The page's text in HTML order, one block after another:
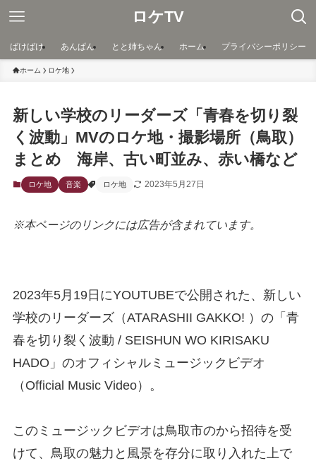
ロケTV
ばけばけ あんぱん とと姉ちゃん ホーム プライバシーポリシー
ホーム ロケ地
新しい学校のリーダーズ「青春を切り裂
く波動」MVのロケ地・撮影場所（鳥取）
まとめ 海岸、古い町並み、赤い橋など
ロケ地 音楽 ロケ地 2023年5月27日
※本ページのリンクには広告が含まれています。
2023年5月19日にYOUTUBEで公開された、新しい
学校のリーダーズ（ATARASHII GAKKO! ）の「青
春を切り裂く波動 / SEISHUN WO KIRISAKU
HADO」のオフィシャルミュージックビデオ
（Official Music Video）。
このミュージックビデオは鳥取市のから招待を受
けて、鳥取の魅力と風景を存分に取り入れた上で